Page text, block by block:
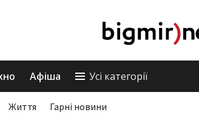
Афіша Усі категорії
Життя Гарні новини